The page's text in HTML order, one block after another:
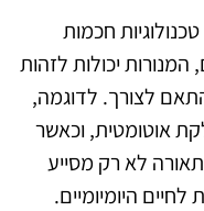
חכמות
יכולות לזהות
לצורך. לדוגמה,
אוטומטית, וכאשר
לא רק מסייע
היומיומיים.